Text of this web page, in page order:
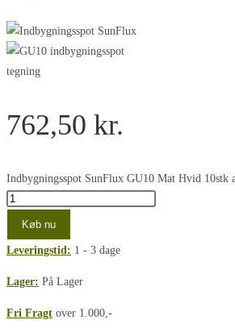
762,50 kr.
Indbygningsspot SunFlux GU10 Mat Hvid 10stk
Køb nu
Leveringstid: 1 - 3 dage
Lager: På Lager
Fri Fragt over 1.000,-